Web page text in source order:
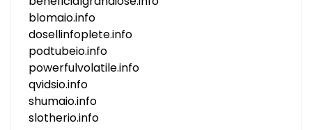
blomaio.info
dosellinfoplete.info
podtubeio.info
powerfulvolatile.info
qvidsio.info
shumaio.info
slotherio.info